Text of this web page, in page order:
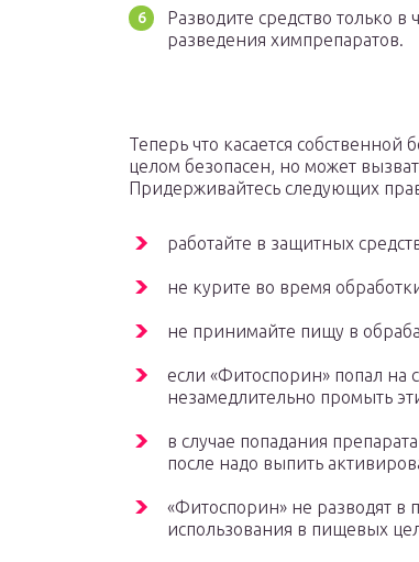
Разводите средство только
разведения химпрепаратов.
Теперь что касается собственной
целом безопасен, но может
Придерживайтесь следующих
работайте в защитных
не курите во время
не принимайте пищу в
если «Фитоспорин» попал
незамедлительно промыть
в случае попадания
после надо выпить
«Фитоспорин» не разводят в
использования в пищевых